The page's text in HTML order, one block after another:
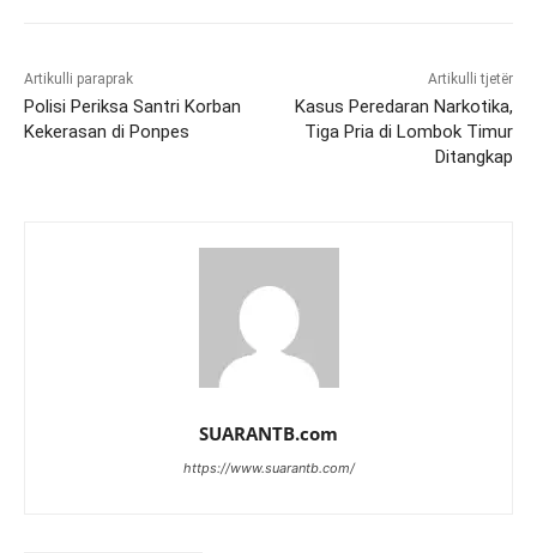
Artikulli paraprak
Polisi Periksa Santri Korban
Kekerasan di Ponpes
Artikulli tjetër
Kasus Peredaran Narkotika,
Tiga Pria di Lombok Timur
Ditangkap
SUARANTB.com
https://www.suarantb.com/